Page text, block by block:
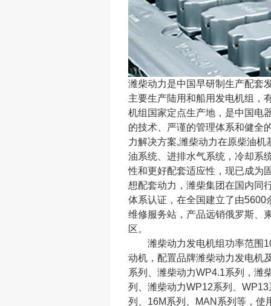
潍柴动力是中国早研制生产配套
主要生产陆用和船用发电机组，
机组国家定点生产地，是中国电
的技术、严谨的管理体系和健全
力解决方案,潍柴动力在原柴油
油系统、进排水气系统，冷却系
性和更好配套适应性，现已成为
想配套动力，潍柴集团在国内同
体系认证，在全国建立了由5600
维修服务站，产品远销俄罗斯、
区。
潍柴动力发电机组功率范围10
动机，配置品牌潍柴动力发电机
系列、潍柴动力WP4.1系列，潍
列、潍柴动力WP12系列、
列、16M系列、MAN系列等，使